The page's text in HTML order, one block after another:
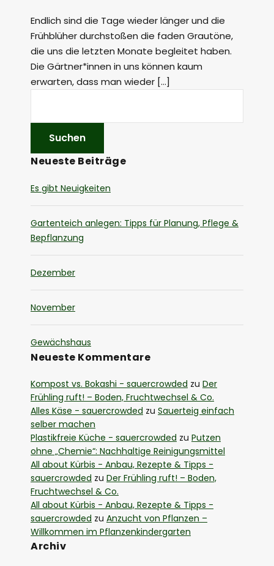
Endlich sind die Tage wieder länger und die
Frühblüher durchstoßen die faden Grautöne,
die uns die letzten Monate begleitet haben.
Die Gärtner*innen in uns können kaum
erwarten, dass man wieder […]
Neueste Beiträge
Es gibt Neuigkeiten
Gartenteich anlegen: Tipps für Planung, Pflege &
Bepflanzung
Dezember
November
Gewächshaus
Neueste Kommentare
Kompost vs. Bokashi - sauercrowded zu Der
Frühling ruft! – Boden, Fruchtwechsel & Co.
Alles Käse - sauercrowded zu Sauerteig einfach
selber machen
Plastikfreie Küche - sauercrowded zu Putzen
ohne „Chemie“: Nachhaltige Reinigungsmittel
All about Kürbis - Anbau, Rezepte & Tipps -
sauercrowded zu Der Frühling ruft! – Boden,
Fruchtwechsel & Co.
All about Kürbis - Anbau, Rezepte & Tipps -
sauercrowded zu Anzucht von Pflanzen –
Willkommen im Pflanzenkindergarten
Archiv